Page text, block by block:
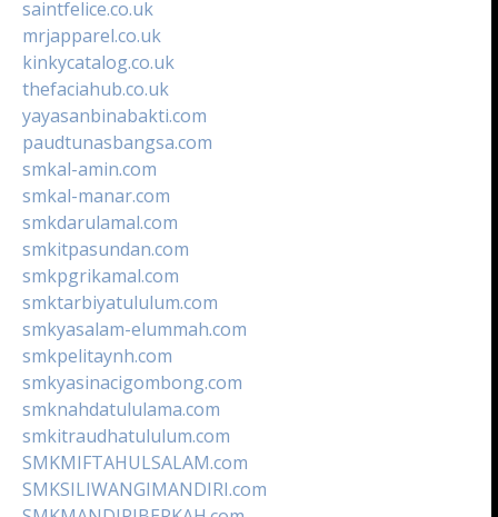
saintfelice.co.uk
mrjapparel.co.uk
kinkycatalog.co.uk
thefaciahub.co.uk
yayasanbinabakti.com
paudtunasbangsa.com
smkal-amin.com
smkal-manar.com
smkdarulamal.com
smkitpasundan.com
smkpgrikamal.com
smktarbiyatululum.com
smkyasalam-elummah.com
smkpelitaynh.com
smkyasinacigombong.com
smknahdatululama.com
smkitraudhatululum.com
SMKMIFTAHULSALAM.com
SMKSILIWANGIMANDIRI.com